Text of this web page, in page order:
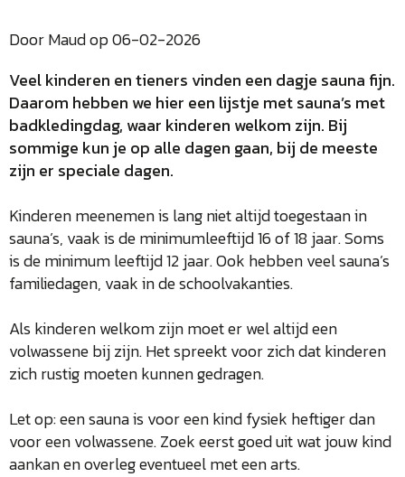
Door Maud op 06-02-2026
Veel kinderen en tieners vinden een dagje sauna fijn.
Daarom hebben we hier een lijstje met sauna’s met
badkledingdag, waar kinderen welkom zijn. Bij
sommige kun je op alle dagen gaan, bij de meeste
zijn er speciale dagen.
Kinderen meenemen is lang niet altijd toegestaan in
sauna’s, vaak is de minimumleeftijd 16 of 18 jaar. Soms
is de minimum leeftijd 12 jaar. Ook hebben veel sauna’s
familiedagen, vaak in de schoolvakanties.
Als kinderen welkom zijn moet er wel altijd een
volwassene bij zijn. Het spreekt voor zich dat kinderen
zich rustig moeten kunnen gedragen.
Let op: een sauna is voor een kind fysiek heftiger dan
voor een volwassene. Zoek eerst goed uit wat jouw kind
aankan en overleg eventueel met een arts.